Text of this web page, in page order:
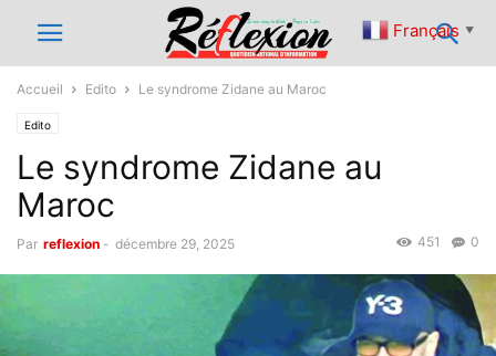
Accueil Edito Le syndrome Zidane au Maroc
Edito
Le syndrome Zidane au
Maroc
Par reflexion - décembre 29, 2025 0
451
Français ▼